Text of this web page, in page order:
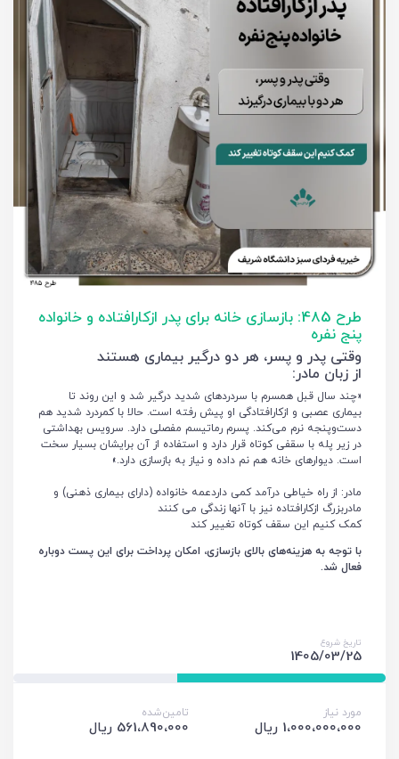
طرح 485: بازسازی خانه برای پدر ازکارافتاده و خانواده
پنج نفره
وقتی پدر و پسر، هر دو درگیر بیماری هستند
از زبان مادر:
«چند سال قبل همسرم با سردردهای شدید درگیر شد و این روند تا
بیماری عصبی و ازکارافتادگی او پیش رفته است. حالا با کمردرد شدید هم
دست‌وپنجه نرم می‌کند. پسرم رماتیسم مفصلی دارد. سرویس بهداشتی
در زیر پله با سقفی کوتاه قرار دارد و استفاده از آن برایشان بسیار سخت
است. دیوارهای خانه هم نم داده و نیاز به بازسازی دارد.»
مادر: از راه خیاطی درآمد کمی داردعمه خانواده (دارای بیماری ذهنی) و
مادربزرگ ازکارافتاده نیز با آنها زندگی می کنند
کمک کنیم این سقف کوتاه تغییر کند
با توجه به هزینه‌های بالای بازسازی، امکان پرداخت برای این پست دوباره
فعال شد.
تاریخ شروع
1405/03/25
مورد نیاز
1،000،000،000 ریال
تامین‌شده
561،890،000 ریال